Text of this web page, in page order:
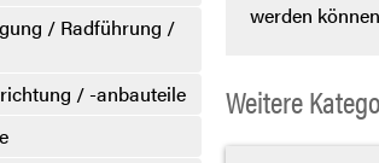
/ Radführung /
/ -anbauteile
werden
Weitere